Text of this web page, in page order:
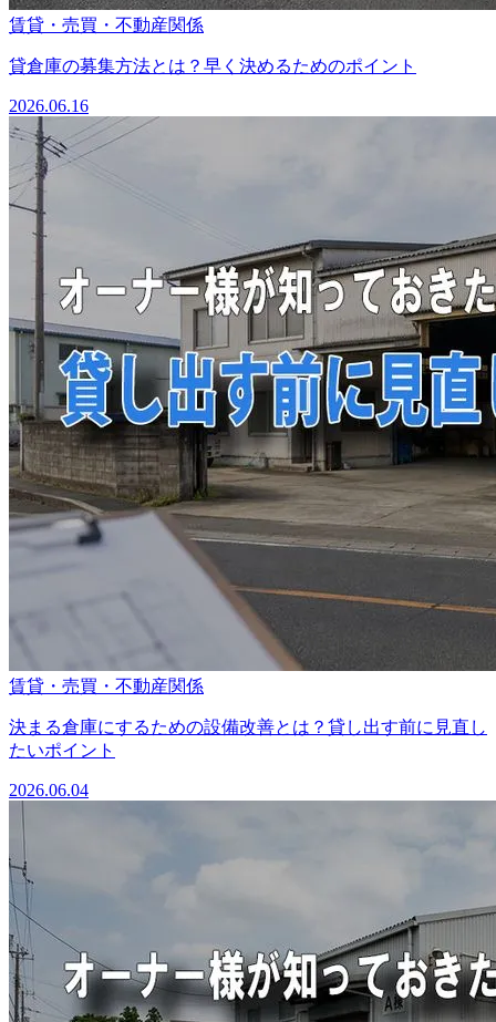
賃貸・売買・不動産関係
貸倉庫の募集方法とは？早く決めるためのポイント
2026.06.16
賃貸・売買・不動産関係
決まる倉庫にするための設備改善とは？貸し出す前に見直し
たいポイント
2026.06.04